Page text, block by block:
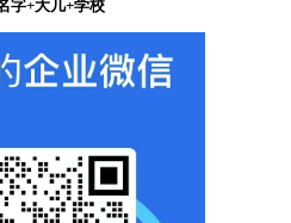
字+大几+学校